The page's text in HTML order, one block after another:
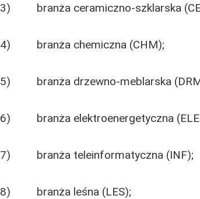
3) branża ceramiczno-szklarska
4) branża chemiczna (CHM);
5) branża drzewno-meblarska
6) branża elektroenergetyczna
7) branża teleinformatyczna (INF);
8) branża leśna (LES);